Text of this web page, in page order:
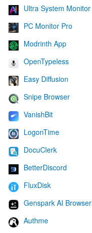
Ultra System Monitor
PC Monitor Pro
Modrinth App
OpenTypeless
Easy Diffusion
Snipe Browser
VanishBit
LogonTime
DocuClerk
BetterDiscord
FluxDisk
Genspark AI Browser
Authme